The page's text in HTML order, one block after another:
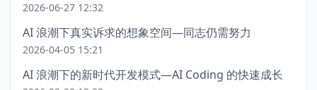
2026-06-27 12:32
AI 浪潮下真实诉求的想象空间—同志仍需努力
2026-04-05 15:21
AI 浪潮下的新时代开发模式—AI Coding 的快速成长